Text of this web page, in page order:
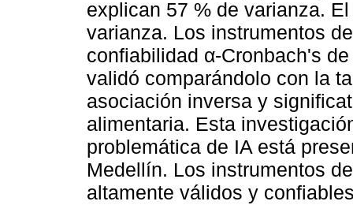
explican 57 % de varianza.
varianza. Los instrumentos
confiabilidad α-Cronbach's
validó comparándolo con la
asociación inversa y
alimentaria. Esta
problemática de IA está
Medellín. Los instrumentos
altamente válidos y